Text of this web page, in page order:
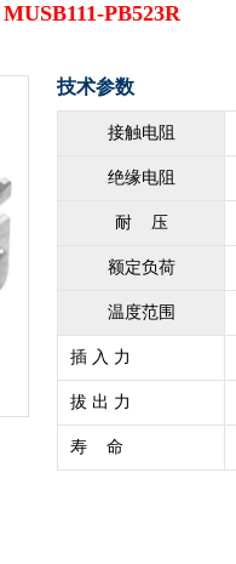
MUSB111-PB523R
技术参数
接触电阻
绝缘电阻
耐 压
额定负荷
温度范围
插 入 力
拔 出 力
寿 命